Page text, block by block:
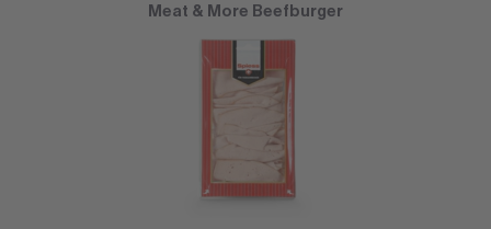
Meat & More Beefburger